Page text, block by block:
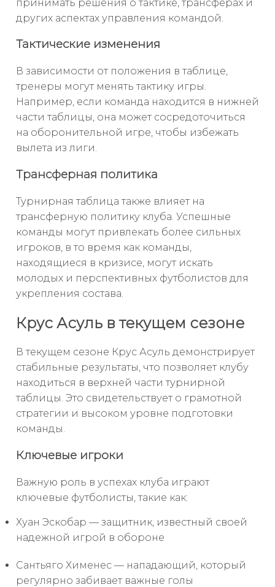
принимать решения о тактике, трансферах и
других аспектах управления командой.
Тактические изменения
В зависимости от положения в таблице,
тренеры могут менять тактику игры.
Например, если команда находится в нижней
части таблицы, она может сосредоточиться
на оборонительной игре, чтобы избежать
вылета из лиги.
Трансферная политика
Турнирная таблица также влияет на
трансферную политику клуба. Успешные
команды могут привлекать более сильных
игроков, в то время как команды,
находящиеся в кризисе, могут искать
молодых и перспективных футболистов для
укрепления состава.
Крус Асуль в текущем сезоне
В текущем сезоне Крус Асуль демонстрирует
стабильные результаты, что позволяет клубу
находиться в верхней части турнирной
таблицы. Это свидетельствует о грамотной
стратегии и высоком уровне подготовки
команды.
Ключевые игроки
Важную роль в успехах клуба играют
ключевые футболисты, такие как:
Хуан Эскобар — защитник, известный своей
надежной игрой в обороне
Сантьяго Хименес — нападающий, который
регулярно забивает важные голы